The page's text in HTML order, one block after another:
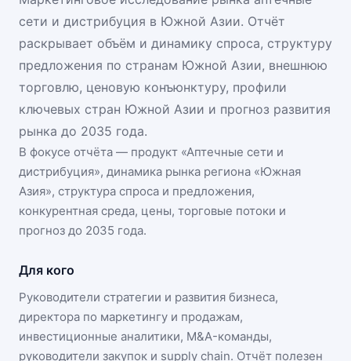
сети и дистрибуция в Южной Азии. Отчёт
раскрывает объём и динамику спроса, структуру
предложения по странам Южной Азии, внешнюю
торговлю, ценовую конъюнктуру, профили
ключевых стран Южной Азии и прогноз развития
рынка до 2035 года.
В фокусе отчёта — продукт «Аптечные сети и
дистрибуция», динамика рынка региона «Южная
Азия», структура спроса и предложения,
конкурентная среда, цены, торговые потоки и
прогноз до 2035 года.
Для кого
Руководители стратегии и развития бизнеса,
директора по маркетингу и продажам,
инвестиционные аналитики, M&A-команды,
руководители закупок и supply chain. Отчёт полезен